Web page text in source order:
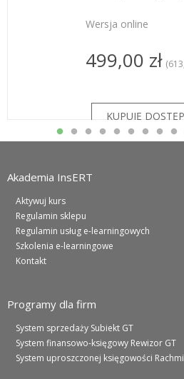
Wersja online
499,00 zł
Akademia InsERT
Aktywuj kurs
Regulamin sklepu
Regulamin usług e-learningowych
Szkolenia e-learningowe
Kontakt
Programy dla firm
System sprzedaży Subiekt GT
System finansowo-księgowy Rewizor GT
System uproszczonej księgowości